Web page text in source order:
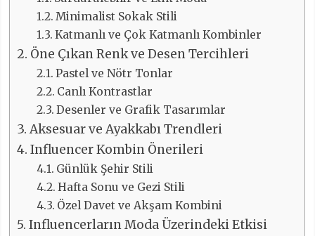
Minimalist Sokak Stili
Katmanlı ve Çok Katmanlı Kombinler
Öne Çıkan Renk ve Desen Tercihleri
Pastel ve Nötr Tonlar
Canlı Kontrastlar
Desenler ve Grafik Tasarımlar
Aksesuar ve Ayakkabı Trendleri
Influencer Kombin Önerileri
Günlük Şehir Stili
Hafta Sonu ve Gezi Stili
Özel Davet ve Akşam Kombini
Influencerların Moda Üzerindeki Etkisi